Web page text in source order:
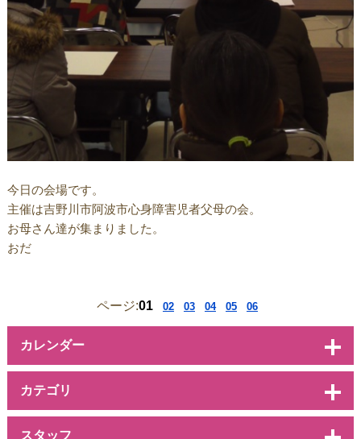
今日の会場です。
主催は吉野川市阿波市心身障害児者父母の会。
お母さん達が集まりました。
おだ
ページ:01 02 03 04 05 06
カレンダー
カテゴリ
スタッフ